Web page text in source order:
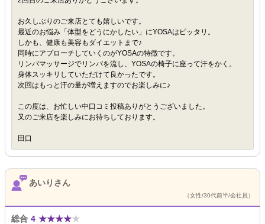
お久しぶりのご来店とても嬉しいです。
最近のお悩み「体型をどうにかしたい」にYOSAはピッタリ。
しかも、健康も美容もダイエットまで♪
同時にアプローチしていくのがYOSAの特徴です。
リンパマッサージでリンパを流し、YOSAの椅子に座って汗をかく。
身体スッキリしていただけて良かったです。
次回はもっと汗の量が増えますのでお楽しみに♪
この度は、お忙しい中口コミ投稿ありがとうございました。
又のご来店を楽しみにお待ちしております。
田口
あいりさん
（女性/30代前半/会社員）
総合 4 ★★★★★